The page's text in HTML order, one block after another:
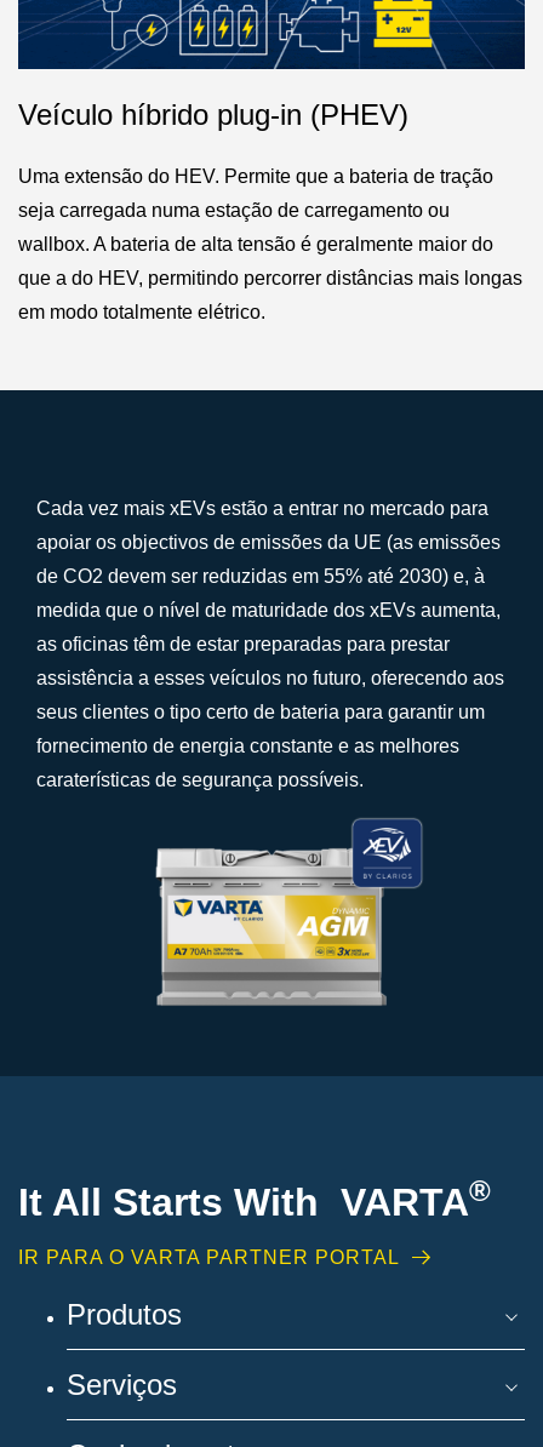
Veículo híbrido plug-in (PHEV)
Uma extensão do HEV. Permite que a bateria de tração
seja carregada numa estação de carregamento ou
wallbox. A bateria de alta tensão é geralmente maior do
que a do HEV, permitindo percorrer distâncias mais longas
em modo totalmente elétrico.
Cada vez mais xEVs estão a entrar no mercado para
apoiar os objectivos de emissões da UE (as emissões
de CO2 devem ser reduzidas em 55% até 2030) e, à
medida que o nível de maturidade dos xEVs aumenta,
as oficinas têm de estar preparadas para prestar
assistência a esses veículos no futuro, oferecendo aos
seus clientes o tipo certo de bateria para garantir um
fornecimento de energia constante e as melhores
caraterísticas de segurança possíveis.
It All Starts With VARTA®
IR PARA O VARTA PARTNER PORTAL
Produtos
Serviços